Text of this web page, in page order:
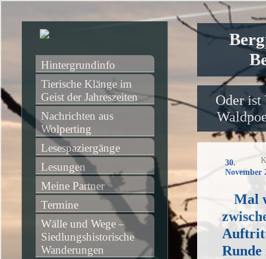
Oder ist
30.
November
Mal
Runde
Hintergrundinfo
Tierische Klänge im
Geist der Jahreszeiten
Nachrichten aus
Wolperting
Lesespaziergänge
Lesungen
Meine Partner
Termine
Wälle und Wege –
Siedlungshistorische
Wanderungen